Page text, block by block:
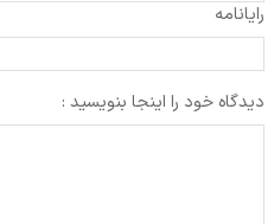
رایانامه
دیدگاه خود را اینجا بنویسید :